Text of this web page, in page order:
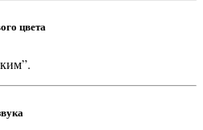
цвета